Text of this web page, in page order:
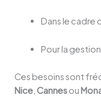
Dans le cadre
Pour la
Ces besoins sont
Nice Cannesou